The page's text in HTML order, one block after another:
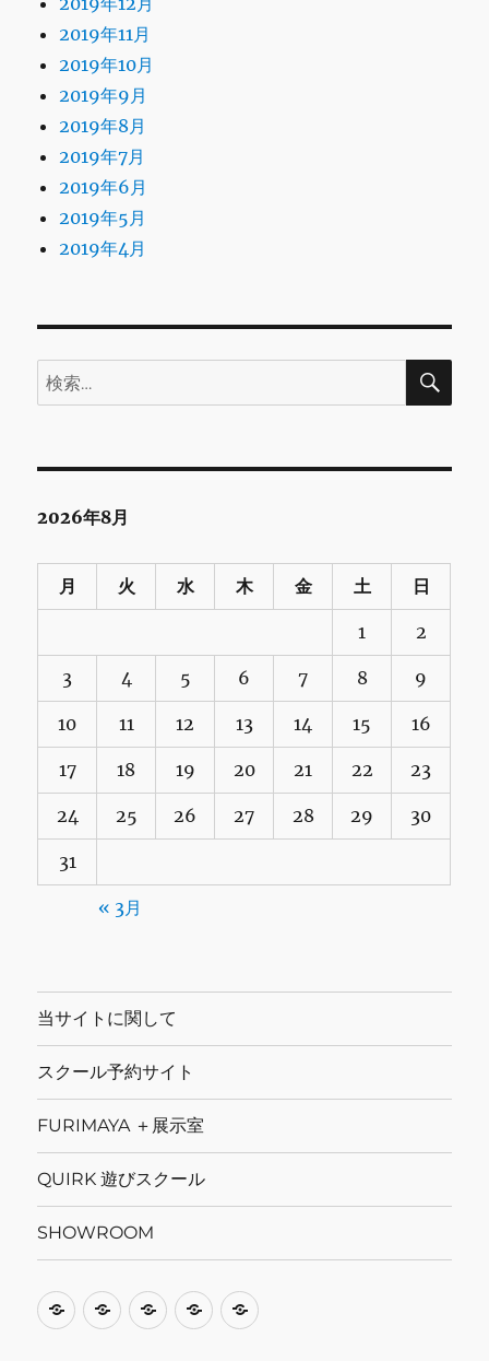
2019年11月
2019年10月
2019年9月
2019年8月
2019年7月
2019年6月
2019年5月
2019年4月
検
索:
検
2026年8月
月 火 水 木 金 土 日
1 2
3 4 5 6 7 8 9
10 11 12 13 14 15 16
17 18 19 20 21 22 23
24 25 26 27 28 29 30
31
« 3月
当サイトに関して
スクール予約サイト
FURIMAYA ＋展示室
QUIRK 遊びスクール
SHOWROOM
当
ス
FURIMAYA
QUIRKSHOWROOM